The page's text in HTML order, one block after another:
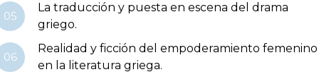
05
La traducción y puesta en escena del drama
griego.
06
Realidad y ficción del empoderamiento femenino
en la literatura griega.